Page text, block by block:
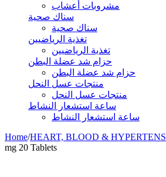
مشروبات أعشاب
سناك صحية
سناك صحية
تغذية الرياضيين
تغذية الرياضيين
حزام شد عضلة البطن
حزام شد عضلة البطن
منتجات عسل النحل
منتجات عسل النحل
ساعة استشعار النشاط
ساعة استشعار النشاط
Home/HEART, BLOOD &
mg 20 Tablets